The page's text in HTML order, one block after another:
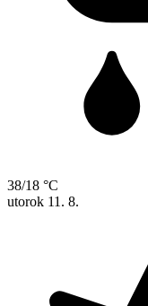
38/18 °C
utorok 11. 8.